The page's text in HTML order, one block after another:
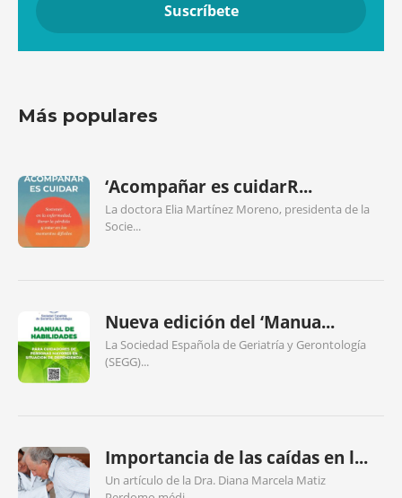
Más populares
‘Acompañar es cuidarR...
La doctora Elia Martínez Moreno, presidenta de la
Socie...
Nueva edición del ‘Manua...
La Sociedad Española de Geriatría y Gerontología
(SEGG)...
Importancia de las caídas en l...
Un artículo de la Dra. Diana Marcela Matiz